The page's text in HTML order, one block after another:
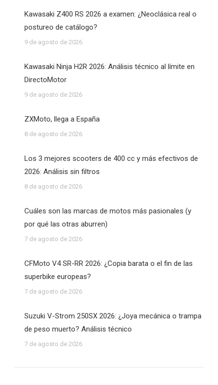
Kawasaki Z400 RS 2026 a examen: ¿Neoclásica real o
postureo de catálogo?
9 de agosto de 2026
Kawasaki Ninja H2R 2026: Análisis técnico al límite en
DirectoMotor
9 de agosto de 2026
ZXMoto, llega a España
8 de agosto de 2026
Los 3 mejores scooters de 400 cc y más efectivos de
2026: Análisis sin filtros
8 de agosto de 2026
Cuáles son las marcas de motos más pasionales (y
por qué las otras aburren)
7 de agosto de 2026
CFMoto V4 SR-RR 2026: ¿Copia barata o el fin de las
superbike europeas?
7 de agosto de 2026
Suzuki V-Strom 250SX 2026: ¿Joya mecánica o trampa
de peso muerto? Análisis técnico
7 de agosto de 2026